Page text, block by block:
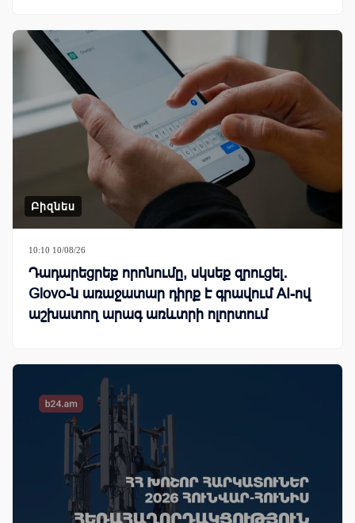
Բիզնես
10:10 10/08/26
Դադարեցրեք որոնումը, սկսեք զրուցել․
Glovo-ն առաջատար դիրք է գրավում AI-ով
աշխատող արագ առևտրի ոլորտում